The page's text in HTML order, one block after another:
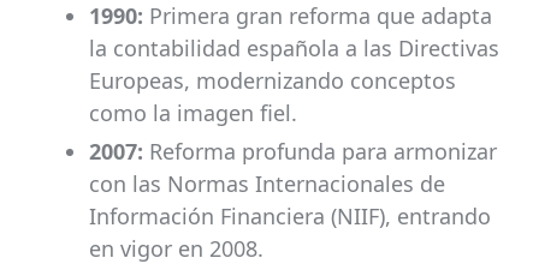
1990: Primera gran reforma que adapta
la contabilidad española a las Directivas
Europeas, modernizando conceptos
como la imagen fiel.
2007: Reforma profunda para armonizar
con las Normas Internacionales de
Información Financiera (NIIF), entrando
en vigor en 2008.